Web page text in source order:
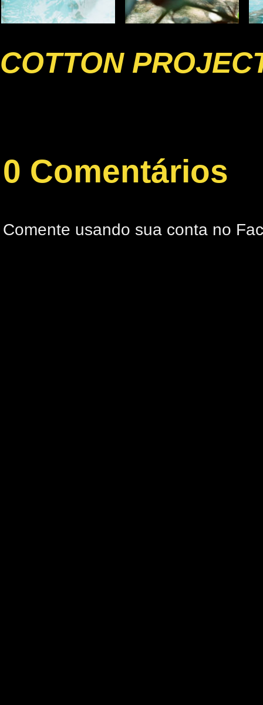
COTTON
0 Comentários
Comente usando sua conta no